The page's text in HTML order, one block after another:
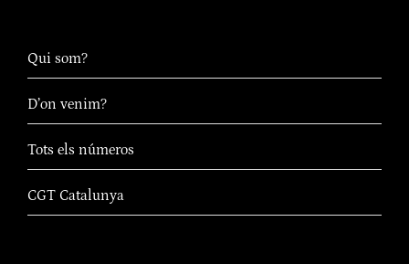
Qui som?
D’on venim?
Tots els números
CGT Catalunya